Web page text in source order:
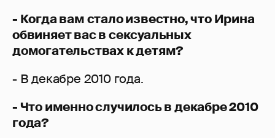
- Когда вам стало известно, что Ирина
обвиняет вас в сексуальных
домогательствах к детям?
- В декабре 2010 года.
- Что именно случилось в декабре 2010
года?